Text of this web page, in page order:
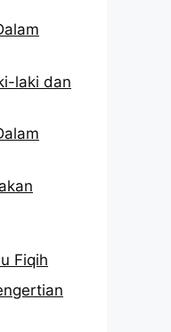
laki dan
Fiqih